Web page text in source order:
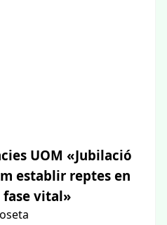
UOM «Jubilació
establir reptes en
fase vital»